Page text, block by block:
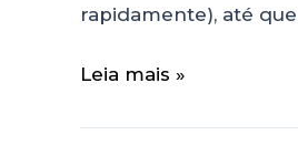
rapidamente), até
Leia mais »